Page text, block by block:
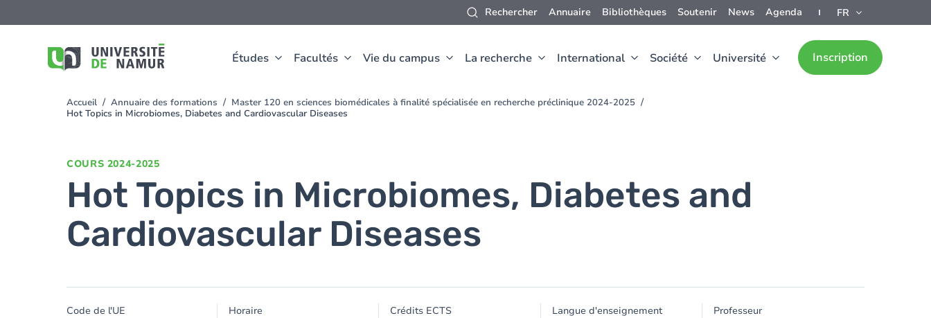
Rechercher Annuaire Bibliothèques Soutenir News Agenda FR
Études Facultés Vie du campus La recherche International Société Université Inscription
au
You
Accueil Annuaire des formations
Master 120 en sciences biomédicales à finalité spécialisée en recherche préclinique 2024-2025
Hot Topics in Microbiomes, Diabetes and Cardiovascular Diseases
COURS 2024-2025
Hot Topics in Microbiomes, Diabetes and
Cardiovascular Diseases
Code de l'UE Horaire Crédits ECTS Langue d'enseignement Professeur